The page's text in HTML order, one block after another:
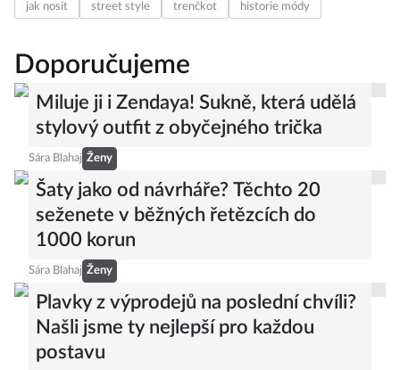
jak nosit street style trenčkot historie módy
Doporučujeme
Miluje ji i Zendaya! Sukně, která udělá
stylový outfit z obyčejného trička
Sára Blahaj Ženy
Šaty jako od návrháře? Těchto 20
seženete v běžných řetězcích do
1000 korun
Sára Blahaj Ženy
Plavky z výprodejů na poslední chvíli?
Našli jsme ty nejlepší pro každou
postavu